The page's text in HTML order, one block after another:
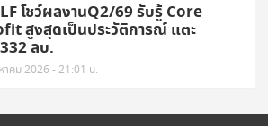
โชว์ผลงานQ2/69 รับรู้ Core
สูงสุดเป็นประวัติการณ์ แตะ
ลบ.
าคม 2026 - 21:01 น.